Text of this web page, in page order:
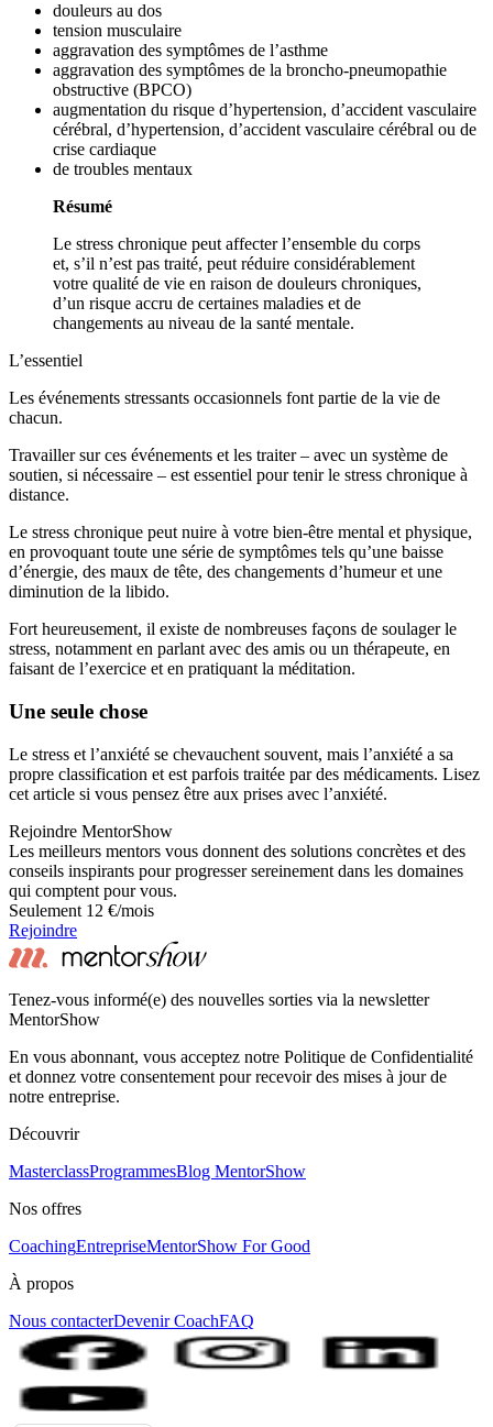
douleurs au dos
tension musculaire
aggravation des symptômes de l’asthme
aggravation des symptômes de la broncho-pneumopathie
obstructive (BPCO)
augmentation du risque d’hypertension, d’accident vasculaire
cérébral, d’hypertension, d’accident vasculaire cérébral ou de
crise cardiaque
de troubles mentaux
Résumé
Le stress chronique peut affecter l’ensemble du corps
et, s’il n’est pas traité, peut réduire considérablement
votre qualité de vie en raison de douleurs chroniques,
d’un risque accru de certaines maladies et de
changements au niveau de la santé mentale.
L’essentiel
Les événements stressants occasionnels font partie de la vie de
chacun.
Travailler sur ces événements et les traiter – avec un système de
soutien, si nécessaire – est essentiel pour tenir le stress chronique à
distance.
Le stress chronique peut nuire à votre bien-être mental et physique,
en provoquant toute une série de symptômes tels qu’une baisse
d’énergie, des maux de tête, des changements d’humeur et une
diminution de la libido.
Fort heureusement, il existe de nombreuses façons de soulager le
stress, notamment en parlant avec des amis ou un thérapeute, en
faisant de l’exercice et en pratiquant la méditation.
Une seule chose
Le stress et l’anxiété se chevauchent souvent, mais l’anxiété a sa
propre classification et est parfois traitée par des médicaments. Lisez
cet article si vous pensez être aux prises avec l’anxiété.
Rejoindre MentorShow
Les meilleurs mentors vous donnent des solutions concrètes et des
conseils inspirants pour progresser sereinement dans les domaines
qui comptent pour vous.
Seulement 12 €/mois
Rejoindre
Tenez-vous informé(e) des nouvelles sorties via la newsletter
MentorShow
En vous abonnant, vous acceptez notre Politique de Confidentialité
et donnez votre consentement pour recevoir des mises à jour de
notre entreprise.
Découvrir
MasterclassProgrammesBlog MentorShow
Nos offres
CoachingEntrepriseMentorShow For Good
À propos
Nous contacterDevenir CoachFAQ